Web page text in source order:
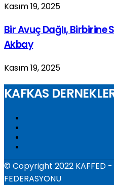
Kasım 19, 2025
Bir Avuç Dağlı, Birbirine
Akbay
Kasım 19, 2025
KAFKAS
© Copyright 2022 KAFFED -
FEDERASYONU